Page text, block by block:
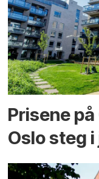
Prisene
Oslo steg i